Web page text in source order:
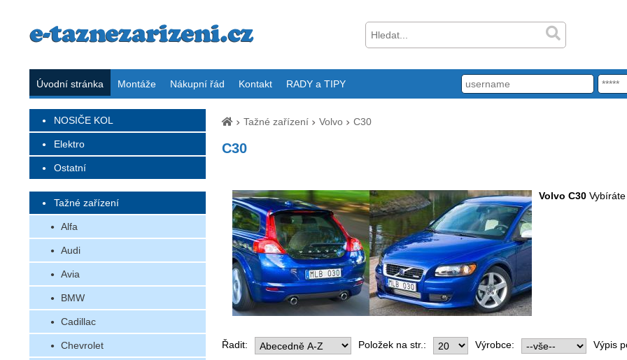
Úvodní stránka Montáže Nákupní řád Kontakt RADY a TIPY
NOSIČE KOL
Elektro
Ostatní
Tažné zařízení
Alfa
Audi
Avia
BMW
Cadillac
Chevrolet
Tažné zařízení Volvo C30
C30
Volvo C30Vybíráte
Řadit: Položek na str.: Výrobce: Výpis